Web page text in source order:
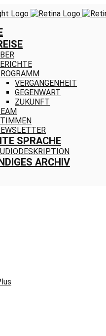
VERGANGENHEIT
GEGENWART
ZUKUNFT
SPRACHE
ARCHIV